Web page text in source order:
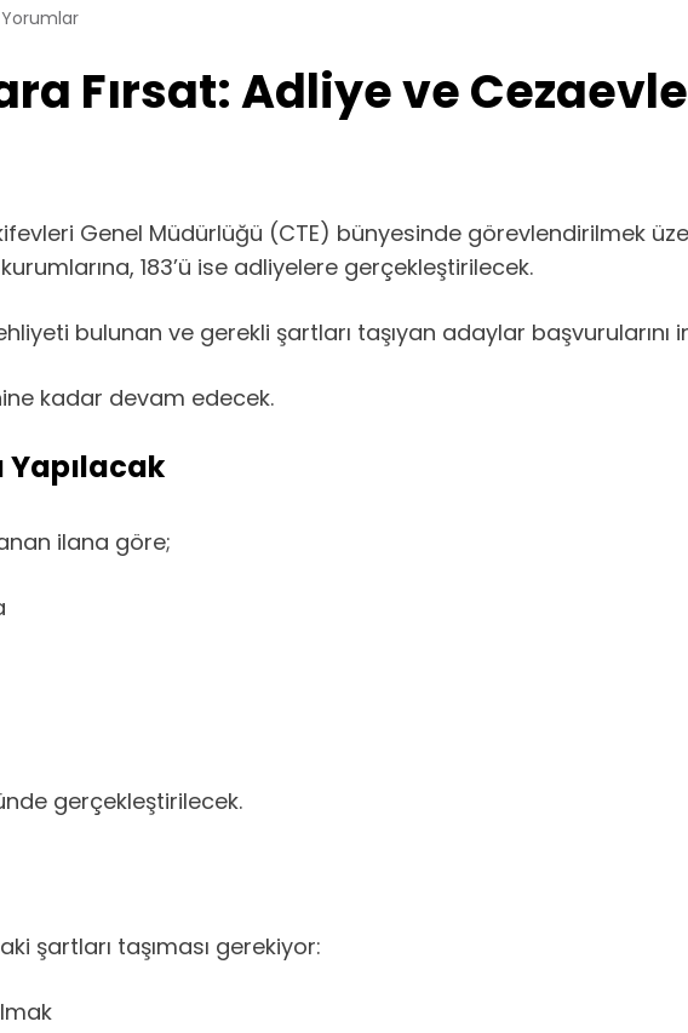
Fırsat: Adliye ve
Genel Müdürlüğü (CTE) bünyesinde görevlendirilmek
kurumlarına, 183’ü ise adliyelere gerçekleştirilecek.
bulunan ve gerekli şartları taşıyan adaylar
kadar devam edecek.
Yapılacak
ilana göre;
gerçekleştirilecek.
şartları taşıması gerekiyor: